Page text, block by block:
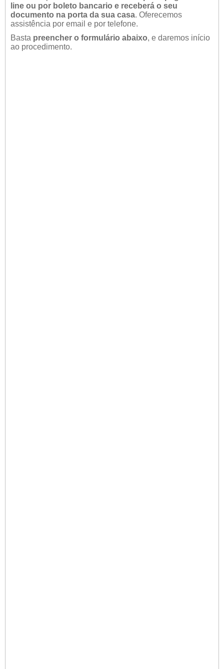
line ou por boleto bancario e receberá o seu
documento na porta da sua casa. Oferecemos
assistência por email e por telefone.
Basta preencher o formulário abaixo, e daremos início
ao procedimento.